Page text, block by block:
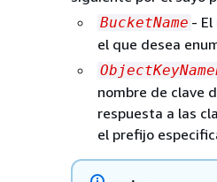
BucketName -
el que desea
nombre de clave
respuesta a las
el prefijo